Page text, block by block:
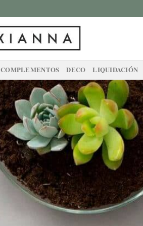
COMPLEMENTOS DECO LIQUIDACIÓN